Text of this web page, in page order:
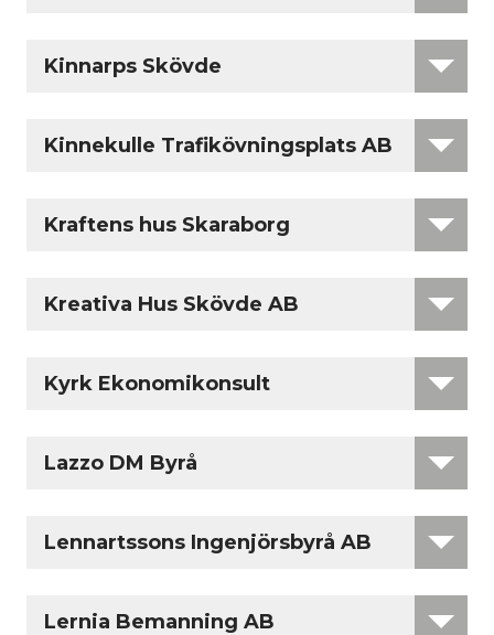
Kinnarps Skövde
Kinnekulle Trafikövningsplats AB
Kraftens hus Skaraborg
Kreativa Hus Skövde AB
Kyrk Ekonomikonsult
Lazzo DM Byrå
Lennartssons Ingenjörsbyrå AB
Lernia Bemanning AB